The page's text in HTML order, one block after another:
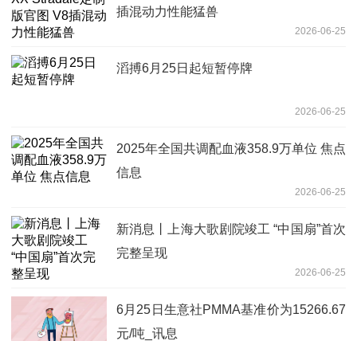
插混动力性能猛兽
2026-06-25
滔搏6月25日起短暂停牌
2026-06-25
2025年全国共调配血液358.9万单位 焦点
信息
2026-06-25
新消息丨上海大歌剧院竣工 “中国扇”首次
完整呈现
2026-06-25
6月25日生意社PMMA基准价为15266.67
元/吨_讯息